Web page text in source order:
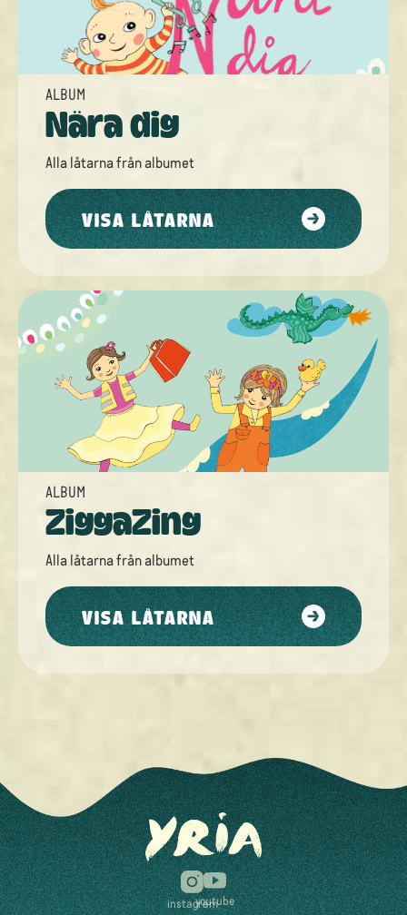
ALBUM
Nära dig
Alla låtarna frånalbumet
VISA LÅTARNA
ALBUM
ZiggaZing
Alla låtarna frånalbumet
VISA LÅTARNA
instagram
youtube